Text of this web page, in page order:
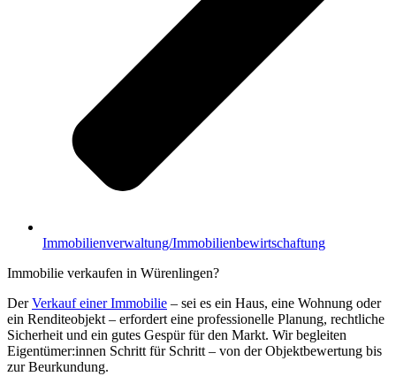
Immobilienverwaltung/Immobilienbewirtschaftung
Immobilie verkaufen in Würenlingen?
DerVerkauf einer Immobilie – sei es ein Haus, eine Wohnung oder
ein Renditeobjekt – erfordert eine professionelle Planung, rechtliche
Sicherheit und ein gutes Gespür für den Markt. Wir begleiten
Eigentümer:innen Schritt für Schritt – von der Objektbewertung bis
zur Beurkundung.